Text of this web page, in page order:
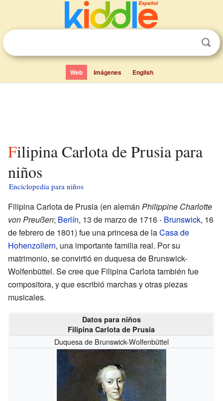
Web Imágenes English
Filipina Carlota de Prusia para
niños
Enciclopedia para niños
Filipina Carlota de Prusia (en alemán Philippine Charlotte
von Preußen; Berlín, 13 de marzo de 1716 - Brunswick, 16
de febrero de 1801) fue una princesa de laCasa de
Hohenzollern, una importante familia real. Por su
matrimonio, se convirtió en duquesa de Brunswick-
Wolfenbüttel. Se cree que Filipina Carlota también fue
compositora, y que escribió marchas y otras piezas
musicales.
Datos para niños
Filipina Carlota de Prusia
Duquesa de Brunswick-Wolfenbüttel